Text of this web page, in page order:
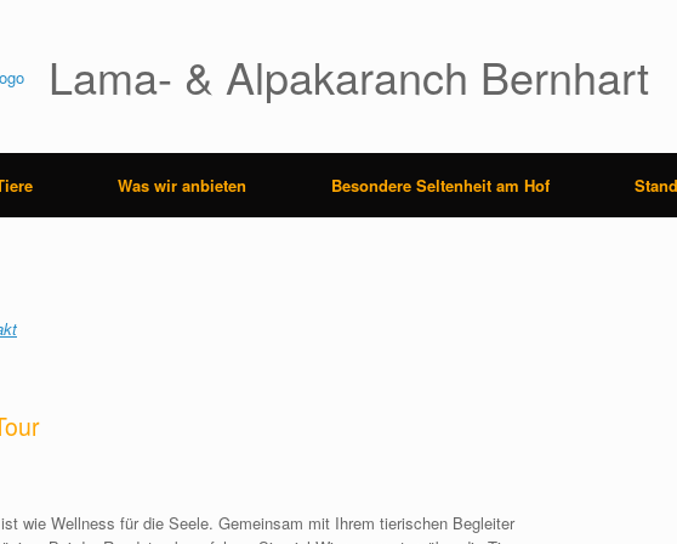
Lama- & Alpakaranch Bernhart
Was wir anbieten Besondere Seltenheit am Hof
wie Wellness für die Seele. Gemeinsam mit Ihrem tierischen Begleiter